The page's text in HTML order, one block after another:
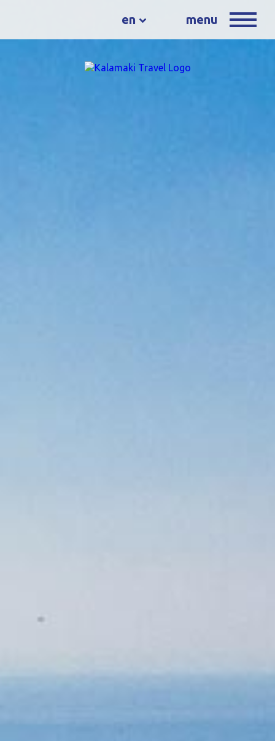
en menu